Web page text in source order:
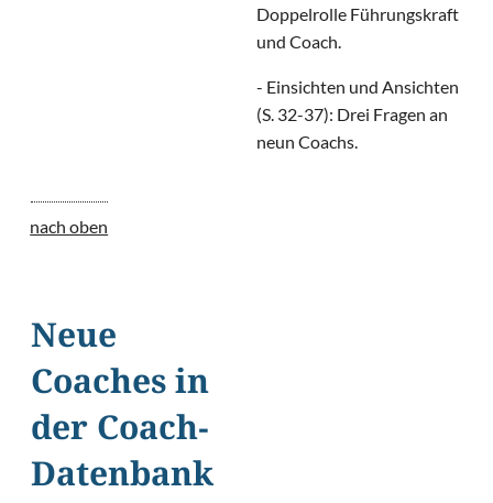
Doppelrolle Führungskraft
und Coach.
- Einsichten und Ansichten
(S. 32-37): Drei Fragen an
neun Coachs.
nach oben
Neue
Coaches in
der Coach-
Datenbank